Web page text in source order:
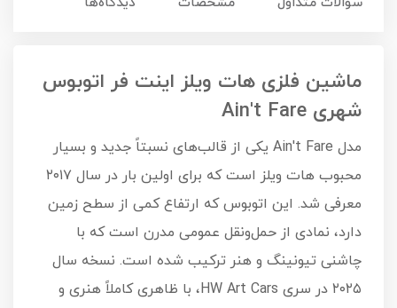
ماشین فلزی هات ویلز اینت فر اتوبوس
شهری Ain't Fare
مدل Ain't Fare یکی از قالب‌های نسبتاً جدید و بسیار
محبوب هات ویلز است که برای اولین بار در سال ۲۰۱۷
معرفی شد. این اتوبوس که ارتفاع کمی از سطح زمین
دارد، نمادی از حمل‌ونقل عمومی مدرن است که با
چاشنی تیونینگ و هنر ترکیب شده است. نسخه سال
۲۰۲۵ در سری HW Art Cars، با ظاهری کاملاً هنری و